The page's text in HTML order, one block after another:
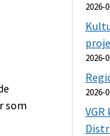
som
2026-
2026-
2026-